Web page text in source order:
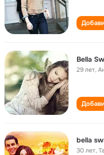
Bella
29 лет,
bella
30 лет,